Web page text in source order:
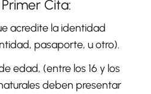
Cita:
acredite la identidad
pasaporte, u otro).
edad, (entre los 16 y los
deben presentar